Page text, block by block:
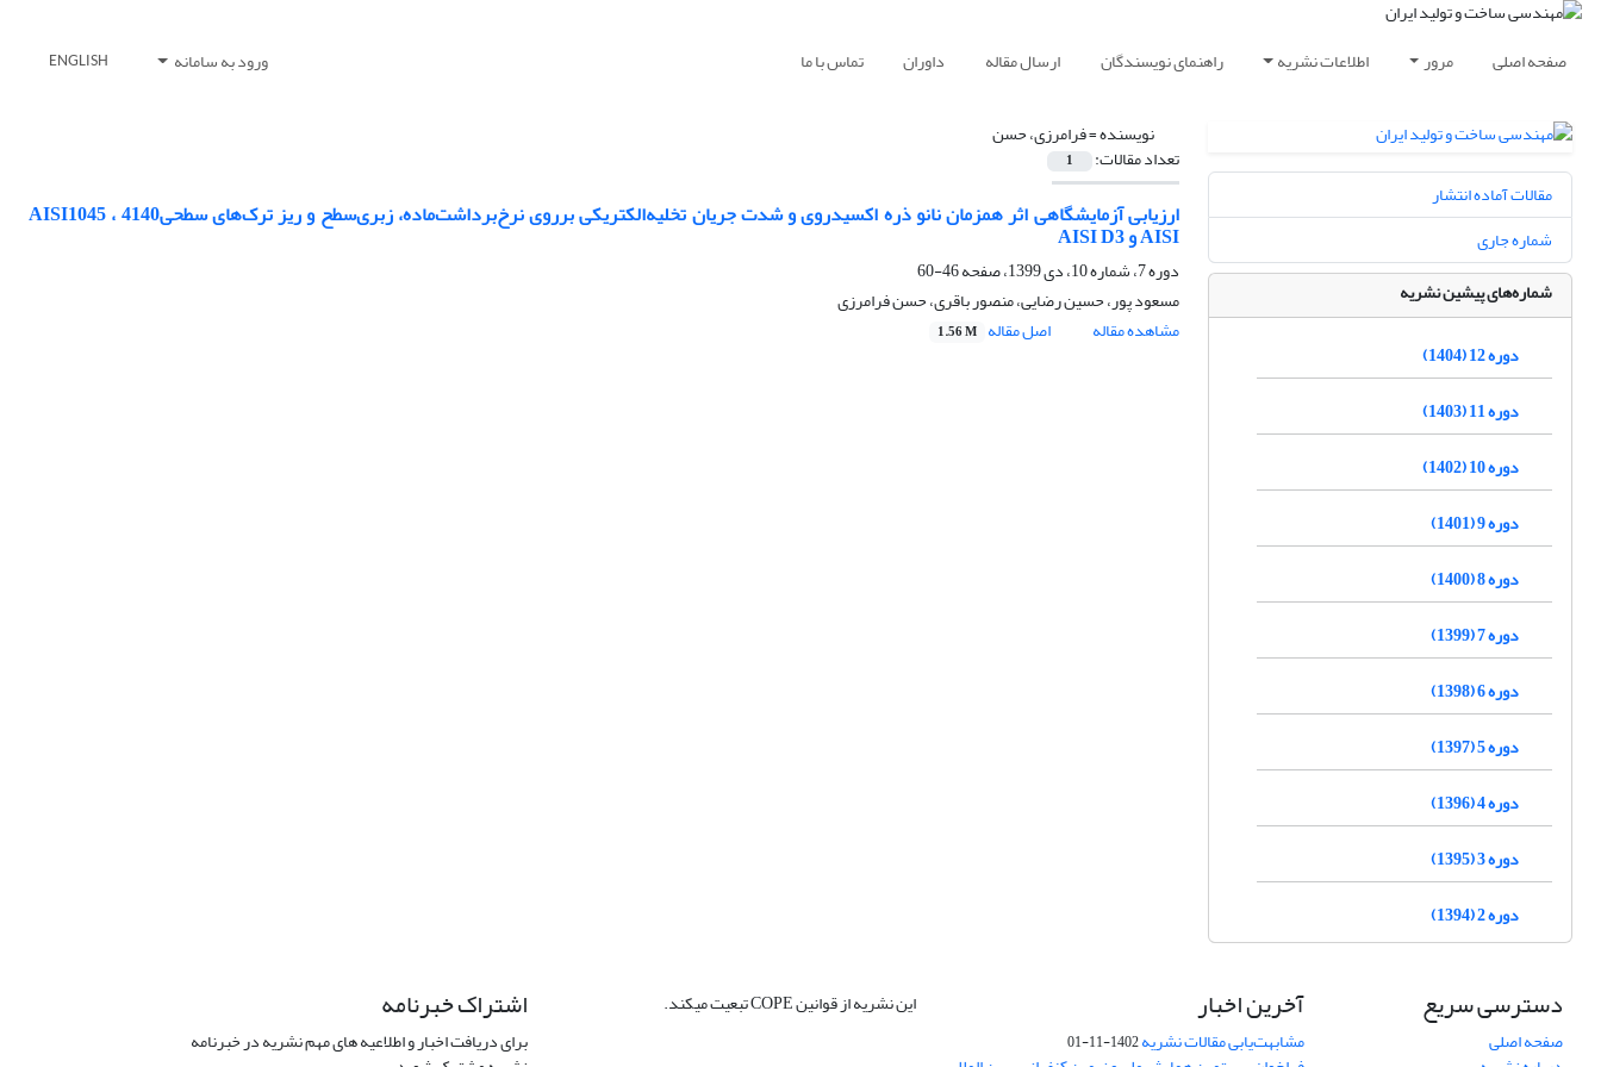
صفحه اصلی مرور اطلاعات نشریه راهنمای نویسندگان ارسال مقاله داوران تماس با ما ورود به سامانه ENGLISH
نویسنده =فرامرزی، حسن
تعداد مقالات: 1
ارزیابی آزمایشگاهی اثر همزمان نانو ذره اکسید‌روی و شدت جریان تخلیه‌الکتریکی برروی نرخ‌برداشت‌ماده، زبری‌سطح و ریز ترک‌های سطحی4140 AISI1045 ،
AISI و AISI D3
دوره 7، شماره 10، دی 1399، صفحه
46-60
مسعود پور، حسین رضایی، منصور باقری، حسن فرامرزی
مشاهده مقاله
اصل مقاله 1.56 M
مقالات آماده انتشار
شماره جاری
شماره‌های پیشین نشریه
دوره 12 (1404)
دوره 11 (1403)
دوره 10 (1402)
دوره 9 (1401)
دوره 8 (1400)
دوره 7 (1399)
دوره 6 (1398)
دوره 5 (1397)
دوره 4 (1396)
دوره 3 (1395)
دوره 2 (1394)
دسترسی سریع
صفحه اصلی
آخرین اخبار
مشابهت‌یابی مقالات نشریه1402-11-01
این نشریه از قوانین COPE تبعیت میکند. اشتراک خبرنامه
برای دریافت اخبار و اطلاعیه های مهم نشریه در خبرنامه